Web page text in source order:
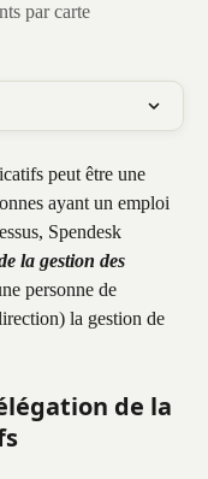
par carte
peut être une
ayant un emploi
Spendesk
la gestion des
personne de
la gestion de
de la